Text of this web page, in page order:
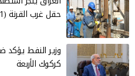
حقل غرب القرنة (1)
وزير النفط يؤكد
كركوك الأربعة